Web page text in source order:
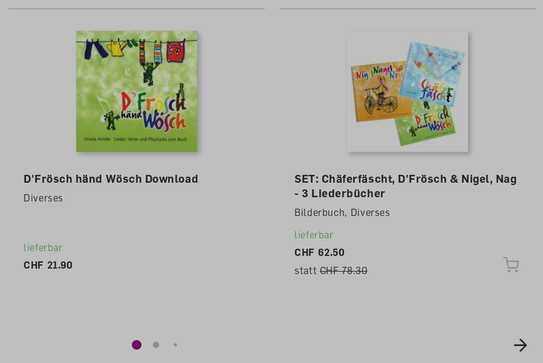
D'Frösch händ Wösch Download
Diverses
lieferbar
CHF 21.90
SET: Chäferfäscht, D'Frösch & Nigel, Nag
- 3 Liederbücher
Bilderbuch, Diverses
lieferbar
CHF 62.50
stattCHF 78.30